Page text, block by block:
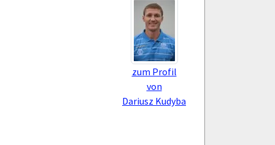
zum Profil
von
Dariusz Kudyba